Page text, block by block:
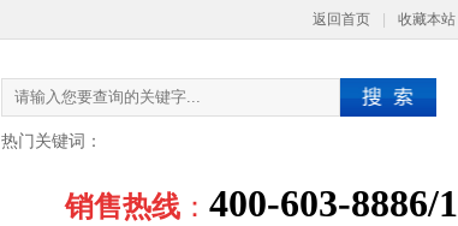
返回首页 收藏本站
热门关键词：
销售热线 ： 400-603-8886/1